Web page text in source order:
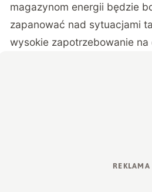
magazynom energii będzie
zapanować nad sytuacjami
wysokie zapotrzebowanie na